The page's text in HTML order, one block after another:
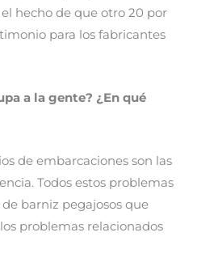
hecho de que otro 20 por
para los fabricantes
a la gente? ¿En qué
de embarcaciones son las
Todos estos problemas
barniz pegajosos que
problemas relacionados